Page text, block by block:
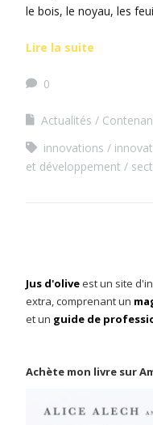
le bois, le noyau, les
Lire la suite
0
Actualités
innovations
et développement
Jus d'oliveest un site
extra, comprenant un
et un guide de
Achète mon livre sur